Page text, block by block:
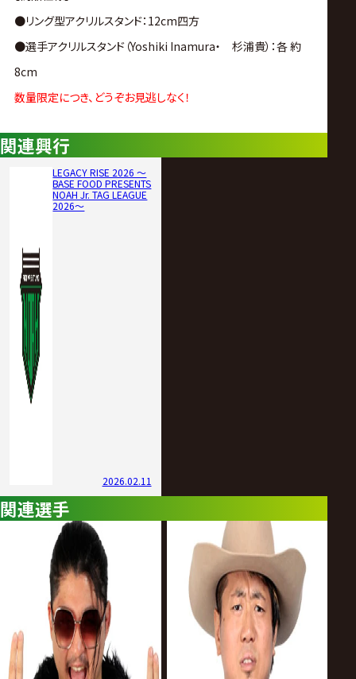
●リング型アクリルスタンド： 12cm四方
●選手アクリルスタンド（Yoshiki Inamura・ 杉浦貴）：各約
8cm
数量限定につき、 どうぞお見逃しなく！
関連興行
LEGACY RISE 2026 ～
BASE FOOD PRESENTS
NOAH Jr. TAG LEAGUE
2026～
2026.02.11
関連選手